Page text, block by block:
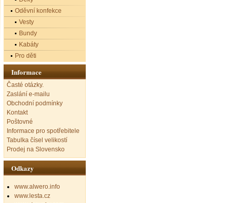
Oděvní konfekce
Vesty
Bundy
Kabáty
Pro děti
Informace
Časté otázky.
Zaslání e-mailu
Obchodní podmínky
Kontakt
Poštovné
Informace pro spotřebitele
Tabulka čísel velikostí
Prodej na Slovensko
Odkazy
www.alwero.info
www.lesta.cz